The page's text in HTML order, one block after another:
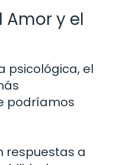
Amor y el
psicológica, el
podríamos
respuestas a